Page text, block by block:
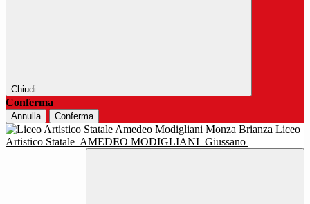
Chiudi
Conferma
Annulla Conferma
Liceo
Artistico Statale AMEDEO MODIGLIANI Giussano